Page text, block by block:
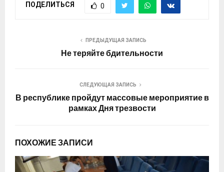
ПОДЕЛИТЬСЯ 0
ПРЕДЫДУЩАЯ ЗАПИСЬ
Не теряйте бдительности
СЛЕДУЮЩАЯ ЗАПИСЬ
В республике пройдут массовые мероприятие в
рамках Дня трезвости
ПОХОЖИЕ ЗАПИСИ